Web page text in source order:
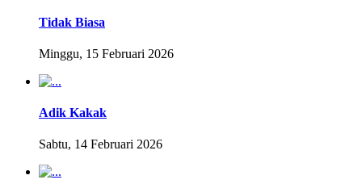
Tidak Biasa
Minggu, 15 Februari 2026
Adik Kakak
Sabtu, 14 Februari 2026